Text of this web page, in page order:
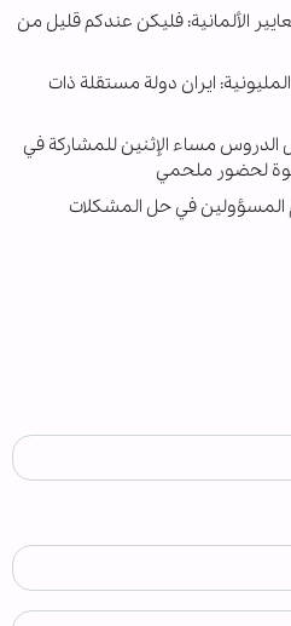
الألمانية: فليكن عندكم قليل من
ايران دولة مستقلة ذات
الدروس مساء الإثنين للمشاركة في
لحضور ملحمي
المسؤولين في حل المشكلات